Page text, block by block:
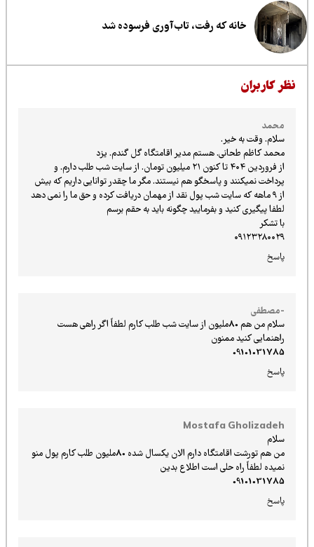
خانه که رفت، تاب‌آوری فرسوده شد
کاربران
سلام. وقت به خیر.
محمد کاظم طحانی. هستم مدیر اقامتگاه گل گندم. یزد
از فروردین ۴۰۴ تا کنون ۲۱ میلیون تومان. از سایت شب طلب دارم. و
پرداخت نمیکنند و پاسخگو هم نیستند. مگر ما چقدر توانایی داریم که بیش
لطفا پیگیری کنید و بفرمایید چگونه باید به حقم برسم
با تشکر
۰۹۱۲۳۲۸۰۰۲۹
-مصطفی
سلام من هم 80ملیون از سایت شب طلب کارم لطفاً اگر راهی هست
راهنمایی کنید ممنون
09101031785
Mostafa Gholizadeh
من هم تورشت اقامتگاه دارم الان یکسال شده 80ملیون طلب کارم پول منو
نمیده لطفاً راه حلی است اطلاع بدین
09101031785